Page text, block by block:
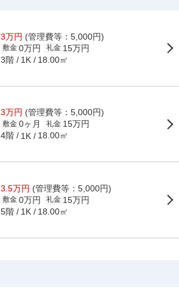
3万円 (管理費等：5,000円)
敷金 0万円 礼金 15万円
3階 1K 18.00㎡
3万円 (管理費等：5,000円)
敷金 0ヶ月 礼金 15万円
4階 1K 18.00㎡
3.5万円 (管理費等：5,000円)
敷金 0万円 礼金 15万円
5階 1K 18.00㎡